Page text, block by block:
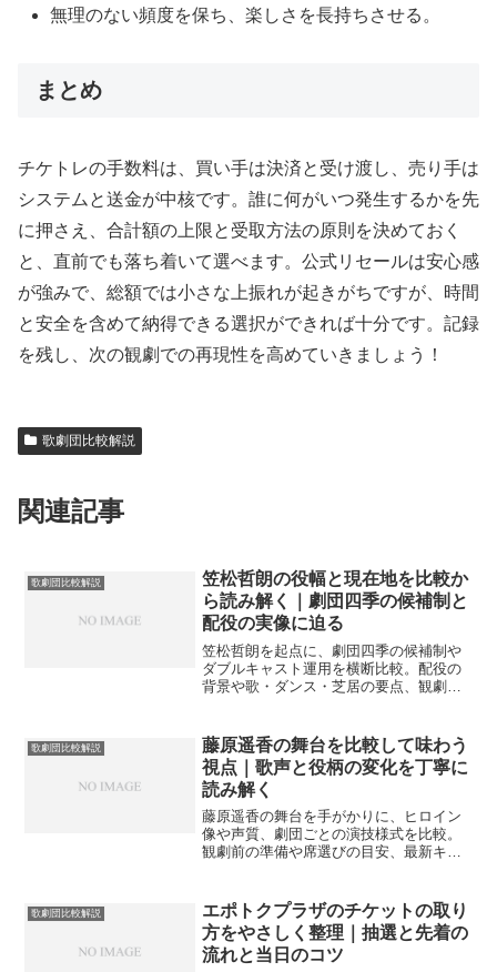
無理のない頻度を保ち、楽しさを長持ちさせる。
まとめ
チケトレの手数料は、買い手は決済と受け渡し、売り手は
システムと送金が中核です。誰に何がいつ発生するかを先
に押さえ、合計額の上限と受取方法の原則を決めておく
と、直前でも落ち着いて選べます。公式リセールは安心感
が強みで、総額では小さな上振れが起きがちですが、時間
と安全を含めて納得できる選択ができれば十分です。記録
を残し、次の観劇での再現性を高めていきましょう！
歌劇団比較解説
関連記事
歌劇団比較解説
笠松哲朗の役幅と現在地を比較か
ら読み解く｜劇団四季の候補制と
配役の実像に迫る
笠松哲朗を起点に、劇団四季の候補制や
ダブルキャスト運用を横断比較。配役の
背景や歌・ダンス・芝居の要点、観劇計
歌劇団比較解説
藤原遥香の舞台を比較して味わう
視点｜歌声と役柄の変化を丁寧に
読み解く
藤原遥香の舞台を手がかりに、ヒロイン
像や声質、劇団ごとの演技様式を比較。
観劇前の準備や席選びの目安、最新キャ
歌劇団比較解説
エポトクプラザのチケットの取り
方をやさしく整理｜抽選と先着の
流れと当日のコツ